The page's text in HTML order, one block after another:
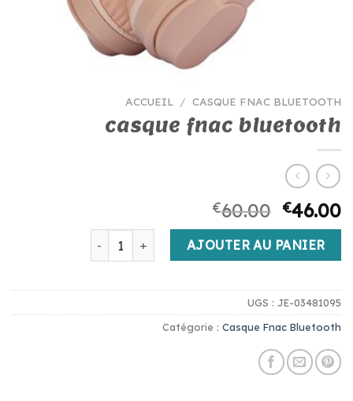
ACCUEIL / CASQUE FNAC BLUETOOTH
casque fnac bluetooth
€60.00 €46.00
quantité de casque fnac bluetooth
AJOUTER AU PANIER
UGS : JE-03481095
Catégorie : Casque Fnac Bluetooth